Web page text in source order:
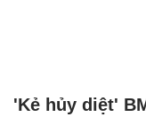
'Kẻ hủy diệt'